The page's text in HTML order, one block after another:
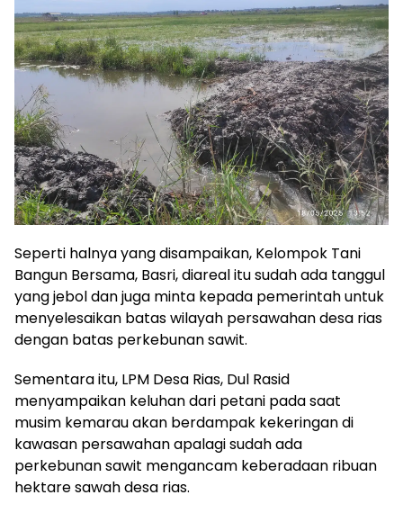
Seperti halnya yang disampaikan, Kelompok Tani
Bangun Bersama, Basri, diareal itu sudah ada tanggul
yang jebol dan juga minta kepada pemerintah untuk
menyelesaikan batas wilayah persawahan desa rias
dengan batas perkebunan sawit.
Sementara itu, LPM Desa Rias, Dul Rasid
menyampaikan keluhan dari petani pada saat
musim kemarau akan berdampak kekeringan di